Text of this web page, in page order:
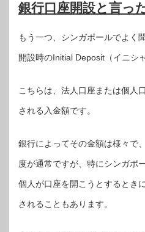
銀行口座開設と言っ
もう一つ、シンガポールでよく
開設時のInitial Deposit（イニシ
こちらは、法人口座または個人
される入金額です。
銀行によってその金額は様々で
度が通常ですが、特にシンガポ
個人が口座を開こうとするとき
されることもあります。